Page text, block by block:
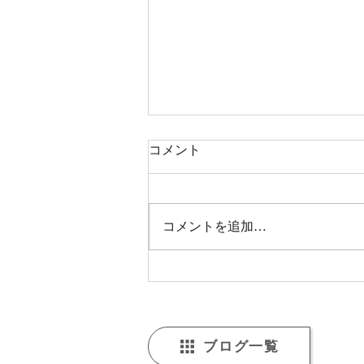
理活動のはなし
コメント
コメントを追加…
ブログ一覧